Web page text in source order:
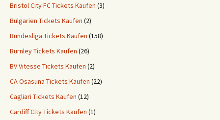
Bristol City FC Tickets Kaufen (3)
Bulgarien Tickets Kaufen (2)
Bundesliga Tickets Kaufen (158)
Burnley Tickets Kaufen (26)
BV Vitesse Tickets Kaufen (2)
CA Osasuna Tickets Kaufen (22)
Cagliari Tickets Kaufen (12)
Cardiff City Tickets Kaufen (1)